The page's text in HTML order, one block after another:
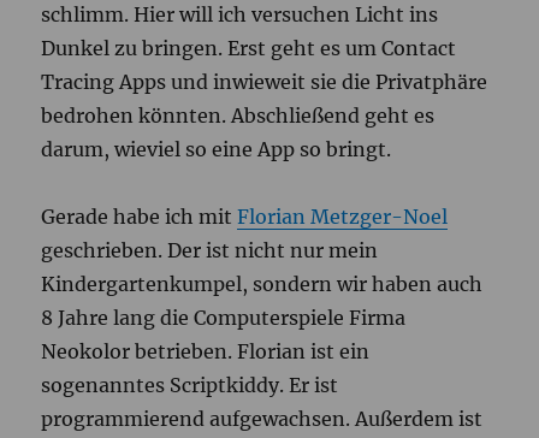
schlimm. Hier will ich versuchen Licht ins
Dunkel zu bringen. Erst geht es um Contact
Tracing Apps und inwieweit sie die Privatphäre
bedrohen könnten. Abschließend geht es
darum, wieviel so eine App so bringt.
Gerade habe ich mitFlorian Metzger-Noel
geschrieben. Der ist nicht nur mein
Kindergartenkumpel, sondern wir haben auch
8 Jahre lang die Computerspiele Firma
Neokolor betrieben. Florian ist ein
sogenanntes Scriptkiddy. Er ist
programmierend aufgewachsen. Außerdem ist